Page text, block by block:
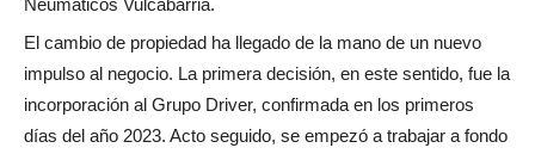
El cambio de propiedad ha llegado de la mano de un nuevo
impulso al negocio. La primera decisión, en este sentido, fue la
incorporación al Grupo Driver, confirmada en los primeros
días del año 2023. Acto seguido, se empezó a trabajar a fondo